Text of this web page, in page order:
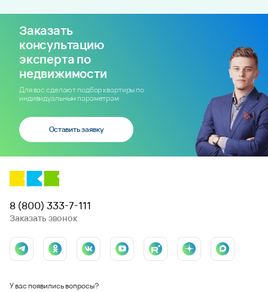
Заказать
консультацию
эксперта по
недвижимости
Для вас сделают подбор квартиры по
индивидуальным параметрам
Оставить заявку
8 (800) 333-7-111
Заказать звонок
У вас появились вопросы?